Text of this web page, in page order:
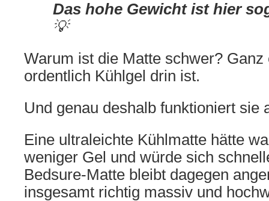
Das hohe Gewicht ist hier
💡
Warum ist die Matte schwer? Ganz
ordentlich Kühlgel drin ist.
Und genau deshalb funktioniert sie
Eine ultraleichte Kühlmatte hätte
weniger Gel und würde sich
Bedsure-Matte bleibt dagegen
insgesamt richtig massiv und